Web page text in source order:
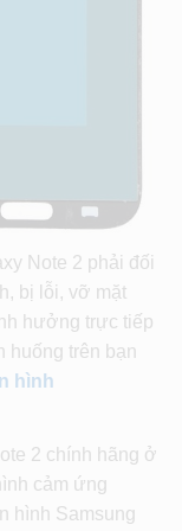
Note 2 phải đối
bị lỗi, vỡ mặt
hưởng trực tiếp
huống trên bạn
hình
2 chính hãng ở
cảm ứng
hình Samsung